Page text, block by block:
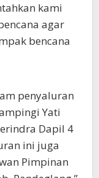
kami
agar
bencana
penyaluran
Yati
Dapil 4
ini juga
Pimpinan